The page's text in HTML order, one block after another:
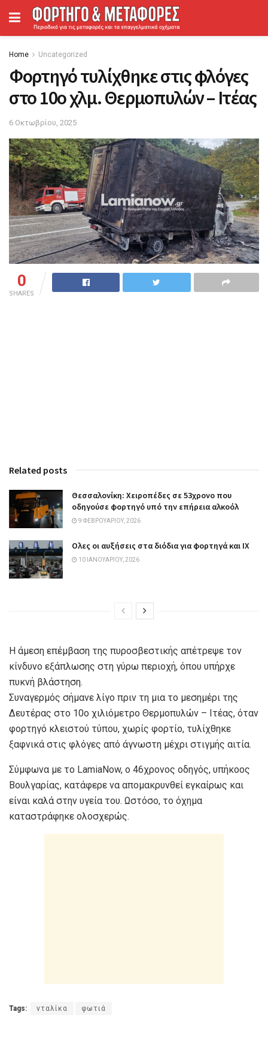
Home Uncategorized
Φορτηγό τυλίχθηκε στις φλόγες
στο 10ο χλμ. Θερμοπυλών – Ιτέας
6 Οκτωβρίου, 2025
0
SHARES
Related posts
Θεσσαλονίκη: Χειροπέδες σε 53χρονο που
οδηγούσε φορτηγό υπό την επήρεια αλκοόλ
9 ΦΕΒΡΟΥΑΡΊΟΥ, 2026
Ολες οι αυξήσεις στα διόδια για φορτηγά και ΙΧ
10 ΙΑΝΟΥΑΡΊΟΥ, 2026
Η άμεση επέμβαση της πυροσβεστικής απέτρεψε τον
κίνδυνο εξάπλωσης στη γύρω περιοχή, όπου υπήρχε
πυκνή βλάστηση.
Συναγερμός σήμανε λίγο πριν τη μια το μεσημέρι της
Δευτέρας στο 10ο χιλιόμετρο Θερμοπυλών – Ιτέας, όταν
φορτηγό κλειστού τύπου, χωρίς φορτίο, τυλίχθηκε
ξαφνικά στις φλόγες από άγνωστη μέχρι στιγμής αιτία.
Σύμφωνα με το LamiaNow, o 46χρονος οδηγός, υπήκοος
Βουλγαρίας, κατάφερε να απομακρυνθεί εγκαίρως και
είναι καλά στην υγεία του. Ωστόσο, το όχημα
καταστράφηκε ολοσχερώς.
Tags: νταλίκα φωτιά